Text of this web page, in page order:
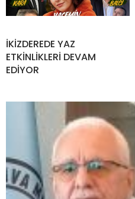
İKİZDEREDE YAZ
ETKİNLİKLERİ DEVAM
EDİYOR